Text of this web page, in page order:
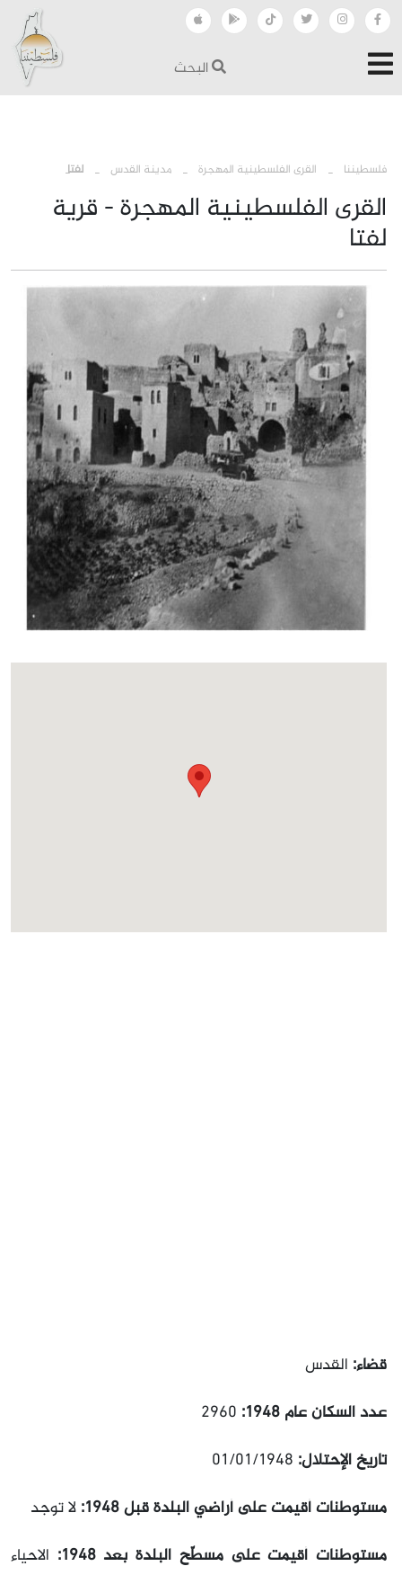
البحث
فلسطيننا › القرى الفلسطينية المهجرة مدينة القدس لفتا
القرى الفلسطينية المهجرة - قرية
لفتا
قضاء: القدس
عدد السكان عام 1948:
تاريخ الإحتلال:
مستوطنات أقيمت على أراضي البلدة قبل 1948:
لا توجد
مستوطنات أقيمت على مسطّح البلدة بعد 1948:
الاحياء